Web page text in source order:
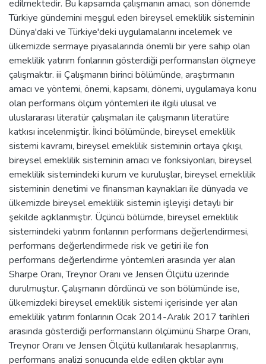
edilmektedir. Bu kapsamda çalışmanın amacı, son dönemde
Türkiye gündemini meşgul eden bireysel emeklilik sisteminin
Dünya'daki ve Türkiye'deki uygulamalarını incelemek ve
ülkemizde sermaye piyasalarında önemli bir yere sahip olan
emeklilik yatırım fonlarının gösterdiği performansları ölçmeye
çalışmaktır. iii Çalışmanın birinci bölümünde, araştırmanın
amacı ve yöntemi, önemi, kapsamı, dönemi, uygulamaya konu
olan performans ölçüm yöntemleri ile ilgili ulusal ve
uluslararası literatür çalışmaları ile çalışmanın literatüre
katkısı incelenmiştir. İkinci bölümünde, bireysel emeklilik
sistemi kavramı, bireysel emeklilik sisteminin ortaya çıkışı,
bireysel emeklilik sisteminin amacı ve fonksiyonları, bireysel
emeklilik sistemindeki kurum ve kuruluşlar, bireysel emeklilik
sisteminin denetimi ve finansman kaynakları ile dünyada ve
ülkemizde bireysel emeklilik sistemin işleyişi detaylı bir
şekilde açıklanmıştır. Üçüncü bölümde, bireysel emeklilik
sistemindeki yatırım fonlarının performans değerlendirmesi,
performans değerlendirmede risk ve getiri ile fon
performans değerlendirme yöntemleri arasında yer alan
Sharpe Oranı, Treynor Oranı ve Jensen Ölçütü üzerinde
durulmuştur. Çalışmanın dördüncü ve son bölümünde ise,
ülkemizdeki bireysel emeklilik sistemi içerisinde yer alan
emeklilik yatırım fonlarının Ocak 2014-Aralık 2017 tarihleri
arasında gösterdiği performansların ölçümünü Sharpe Oranı,
Treynor Oranı ve Jensen Ölçütü kullanılarak hesaplanmış,
performans analizi sonucunda elde edilen çıktılar aynı